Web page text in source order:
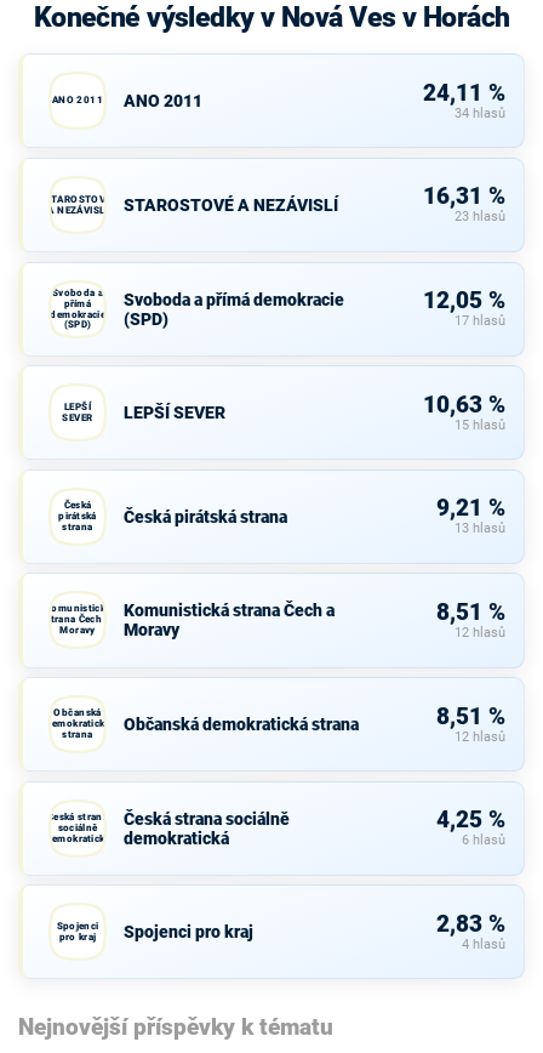
Konečné výsledky v Nová Ves v Horách
ANO 2011 ANO 2011 24,11 %
34 hlasů
STAROSTOVÉ
A NEZÁVISLÍ
STAROSTOVÉ A NEZÁVISLÍ 16,31 %
23 hlasů
Svoboda a
přímá
demokracie
(SPD)
Svoboda a přímá demokracie
(SPD)
12,05 %
17 hlasů
LEPŠÍ
SEVER
LEPŠÍ SEVER 10,63 %
15 hlasů
Česká
pirátská
strana
Česká pirátská strana 9,21 %
13 hlasů
Komunistická
strana Čech a
Moravy
Komunistická strana Čech a
Moravy
8,51 %
12 hlasů
Občanská
demokratická
strana
Občanská demokratická strana 8,51 %
12 hlasů
Česká strana
sociálně
demokratická
Česká strana sociálně
demokratická
4,25 %
6 hlasů
Spojenci
pro kraj
Spojenci pro kraj 2,83 %
4 hlasů
Nejnovější příspěvky k tématu